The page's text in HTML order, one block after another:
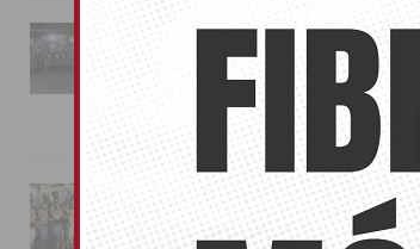
La Entrada Cristiana llena de
esplendor las calles de
Almoradí en una multitudinaria
jornada festera
02/08/2026
La magia de la Entrada Mora
conquista las calles de
Almoradí